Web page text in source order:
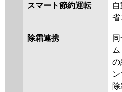
RPI-
スマート節約運転
省
除霜連携
の